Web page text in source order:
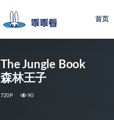
首页
The Jungle Book
森林王子
720P 90